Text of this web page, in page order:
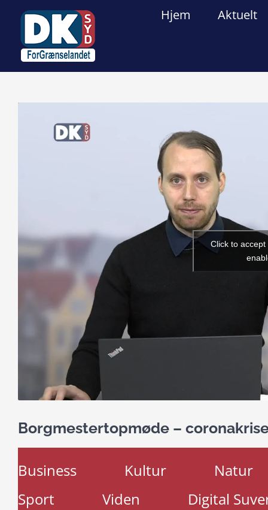
content
Hjem Aktuelt
Click to
Borgmestertopmøde –
Business Kultur
Natur
Sport
Viden Digital